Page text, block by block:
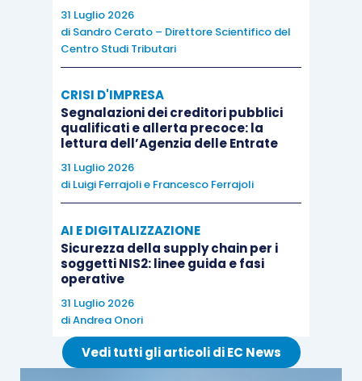
esame del ricorso,ha cassato la sentenza e ha
rinviato alla CTR della Liguria, in diversa
impugnazione proposti dalla contribuente e per la
decisione sulle spese del giudizio di legittimità.
31 Luglio 2026
di Sandro Cerato – Direttore Scientifico del
Centro Studi Tributari
CRISI D'IMPRESA
Segnalazioni dei creditori pubblici
qualificati e allerta precoce: la
lettura dell’Agenzia delle Entrate
31 Luglio 2026
di Luigi Ferrajolie Francesco Ferrajoli
AI E DIGITALIZZAZIONE
Sicurezza della supply chain per i
soggetti NIS2: linee guida e fasi
operative
31 Luglio 2026
diAndrea Onori
Vedi tutti gli articoli di EC News